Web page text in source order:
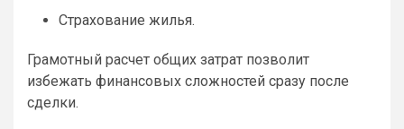
Страхование жилья.
Грамотный расчет общих затрат позволит
избежать финансовых сложностей сразу после
сделки.